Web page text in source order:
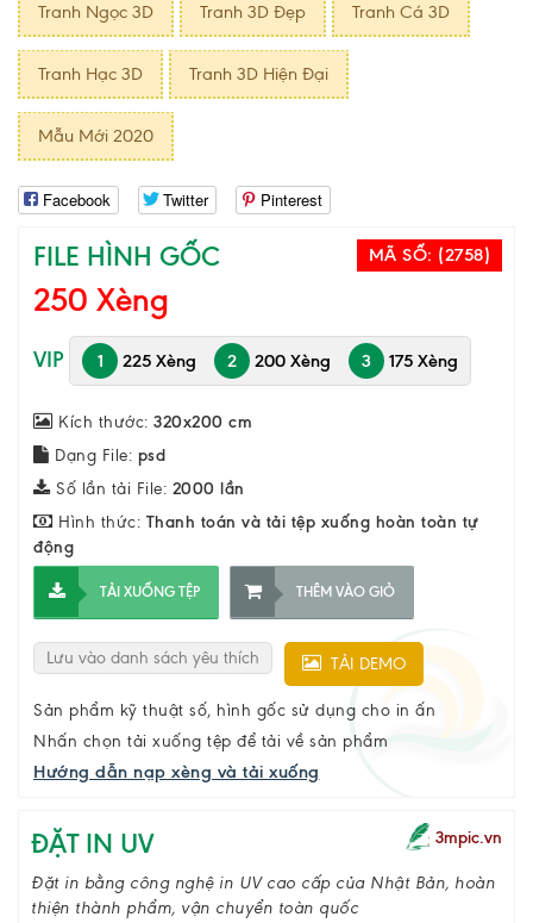
Tranh Ngọc 3D Tranh 3D Đẹp Tranh Cá 3D
Tranh Hạc 3D Tranh 3D Hiện Ðại
Mẫu Mới 2020
Facebook Twitter Pinterest
FILE HÌNH GỐC MÃ SỐ: (2758)
250 Xèng
VIP 1 225 Xèng 2 200 Xèng 3 175 Xèng
Kích thước: 320x200 cm
Dạng File: psd
Số lần tải File: 2000 lần
Hình thức: Thanh toán và tải tệp xuống hoàn toàn tự
động
TẢI XUỐNG TỆP THÊM VÀO GIỎ
Lưu vào danh sách yêu thích TẢI DEMO
Sản phẩm kỹ thuật số, hình gốc sử dụng cho in ấn
Nhấn chọn tải xuống tệp để tải về sản phẩm
Hướng dẫn nạp xèng và tải xuống
ĐẶT IN UV 3mpic.vn
Đặt in bằng công nghệ in UV cao cấp của Nhật Bản, hoàn
thiện thành phẩm, vận chuyển toàn quốc